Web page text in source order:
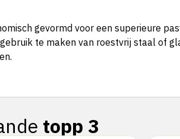
gevormd voor een superieure
te maken van roestvrij staal of
topp 3